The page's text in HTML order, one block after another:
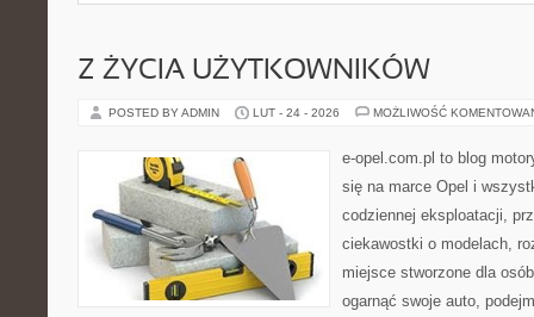
Z ŻYCIA UŻYTKOWNIKÓW
POSTED BY ADMIN LUT - 24 - 2026 MOŻLIWOŚĆ
e-opel.com.pl to blog
się na marce Opel i
codziennej eksploatacji,
ciekawostki o modelach,
miejsce stworzone dla
ogarnąć swoje auto,